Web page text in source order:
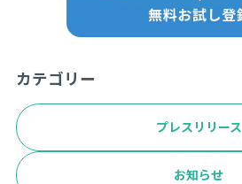
カテゴリー
プレスリリース
お知らせ